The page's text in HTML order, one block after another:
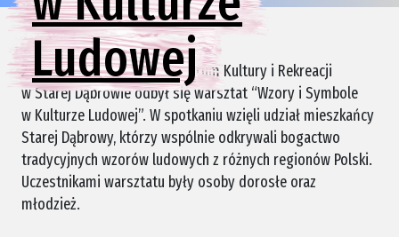
Ludowej
29 sierpnia 2024 roku w Centrum Kultury i Rekreacji
w Starej Dąbrowie odbył się warsztat “Wzory i Symbole
w Kulturze Ludowej”. W spotkaniu wzięli udział mieszkańcy
Starej Dąbrowy, którzy wspólnie odkrywali bogactwo
tradycyjnych wzorów ludowych z różnych regionów Polski.
Uczestnikami warsztatu były osoby dorosłe oraz
młodzież.